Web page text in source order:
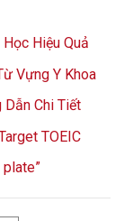
Hiệu Quả
Vựng Y Khoa
Dẫn Chi Tiết
TOEIC
plate”